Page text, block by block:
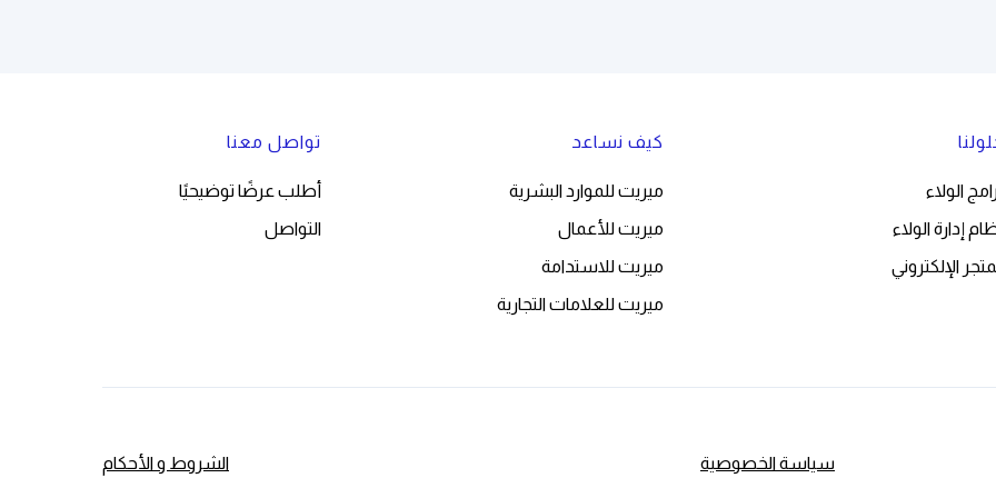
الولاء
إدارة الولاء
الإلكتروني
كيف نساعد
ميريت للموارد البشرية
ميريت للأعمال
ميريت للاستدامة
ميريت للعلامات التجارية
تواصل معنا
أطلب عرضًا توضيحيًا
التواصل
سياسة الخصوصية الشروط و الأحكام